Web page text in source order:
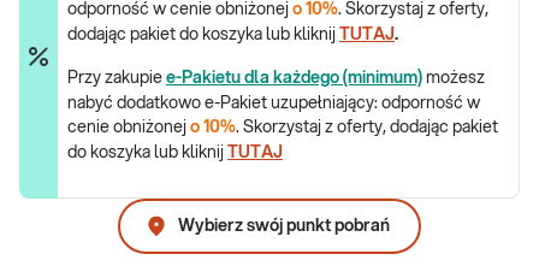
odporność w cenie obniżonej o 10%. Skorzystaj z oferty,
dodając pakiet do koszyka lub kliknij
TUTAJ.
Przy zakupie e-Pakietu dla każdego (minimum) możesz
nabyć dodatkowo e-Pakiet uzupełniający: odporność w
cenie obniżonej o 10%. Skorzystaj z oferty, dodając pakiet
do koszyka lub kliknij
TUTAJ
Wybierz swój punkt pobrań